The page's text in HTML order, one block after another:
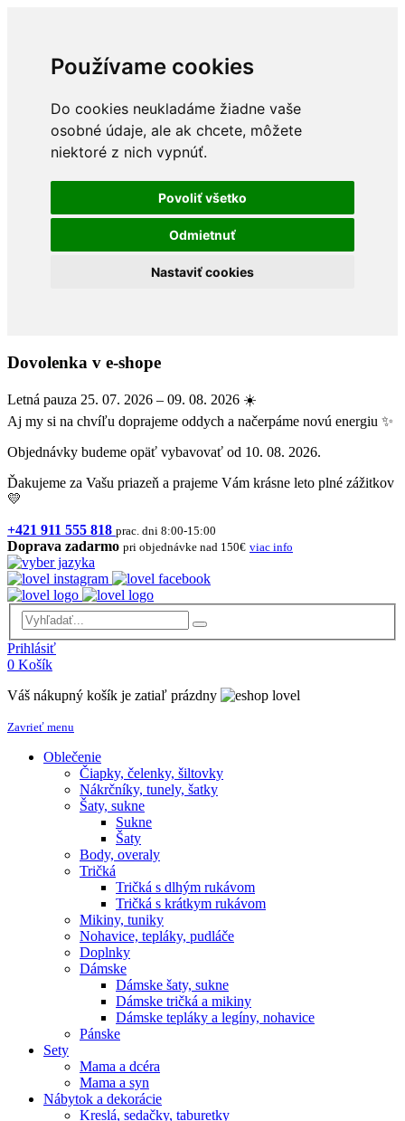
Používame cookies
Do cookies neukladáme žiadne vaše
osobné údaje, ale ak chcete, môžete
niektoré z nich vypnúť.
Povoliť všetko
Odmietnuť
Nastaviť cookies
Dovolenka v e-shope
Letná pauza 25. 07. 2026 – 09. 08. 2026 ☀️
Aj my si na chvíľu doprajeme oddych a načerpáme novú energiu ✨
Objednávky budeme opäť vybavovať od 10. 08. 2026.
Ďakujeme za Vašu priazeň a prajeme Vám krásne leto plné zážitkov
💛
+421 911 555 818 prac. dni 8:00-15:00
Doprava zadarmo pri objednávke nad 150€ viac info
Prihlásiť
0 Košík
Váš nákupný košík je zatiaľ prázdny
Zavrieť menu
Oblečenie
Čiapky, čelenky, šiltovky
Nákrčníky, tunely, šatky
Šaty, sukne
Sukne
Šaty
Body, overaly
Tričká
Tričká s dlhým rukávom
Tričká s krátkym rukávom
Mikiny, tuniky
Nohavice, tepláky, pudláče
Doplnky
Dámske
Dámske šaty, sukne
Dámske tričká a mikiny
Dámske tepláky a legíny, nohavice
Pánske
Sety
Mama a dcéra
Mama a syn
Nábytok a dekorácie
Kreslá, sedačky, taburetky